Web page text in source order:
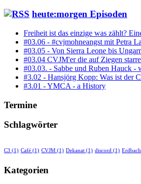
heute:morgen Episoden
Freiheit ist das einzige was zählt?
#03.06 - #cvjmohneangst mit Petra
#03.05 - Von Sierra Leone bis
#03.04 CVJM'er die auf Ziegen
#03.03. - Sabbe und Ruben Hauck -
#3.02 - Hansjörg Kopp: Was ist der
#3.01 - YMCA - a History
Termine
Schlagwörter
C3 (1) Café (1) CVJM (1) Dekanat (1) discord (1) Erdbach
Kategorien